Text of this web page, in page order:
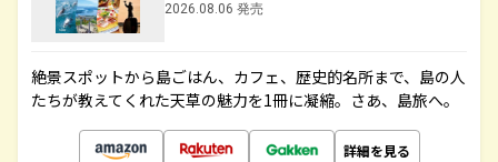
2026.08.06 発売
絶景スポットから島ごはん、カフェ、歴史的名所まで、島の人
たちが教えてくれた天草の魅力を1冊に凝縮。さあ、島旅へ。
詳細を見る